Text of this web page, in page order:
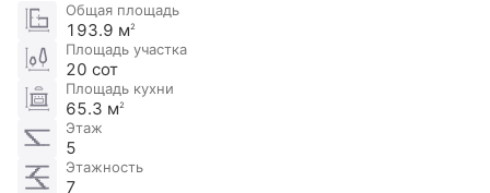
Общая площадь
193.9 м2
Площадь участка
20 сот
Площадь кухни
65.3 м2
Этаж
5
Этажность
7